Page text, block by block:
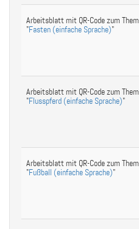
Arbeitsblatt mit QR-Code zum
"Fasten (einfache Sprache)"
Arbeitsblatt mit QR-Code zum
"Flusspferd (einfache Sprache)"
Arbeitsblatt mit QR-Code zum
"Fußball (einfache Sprache)"